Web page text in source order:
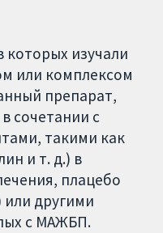
которых изучали
или комплексом
препарат,
сочетании с
такими как
и т. д.) в
плацебо
другими
с МАЖБП.